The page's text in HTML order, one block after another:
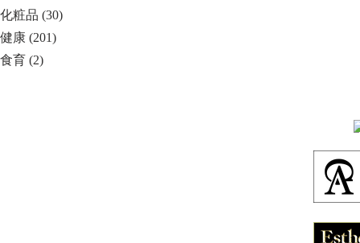
化粧品 (30)
健康 (201)
食育 (2)